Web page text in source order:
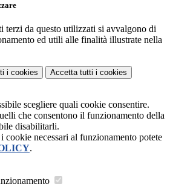
terzi da questo utilizzati si avvalgono di
ed utili alle finalità illustrate nella
i cookies Accetta tutti i cookies
scegliere quali cookie consentire.
che consentono il funzionamento della
disabilitarli.
cookie necessari al funzionamento potete
.